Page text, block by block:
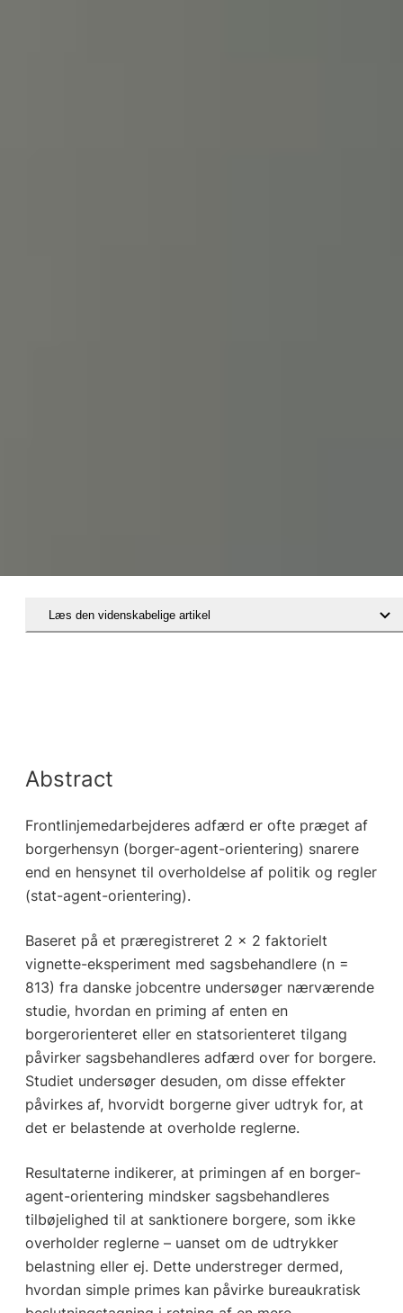
Læs den videnskabelige artikel
Abstract
Frontlinjemedarbejderes adfærd er ofte præget af
borgerhensyn (borger-agent-orientering) snarere
end en hensynet til overholdelse af politik og regler
(stat-agent-orientering).
Baseret på et præregistreret 2 × 2 faktorielt
vignette-eksperiment med sagsbehandlere (n =
813) fra danske jobcentre undersøger nærværende
studie, hvordan en priming af enten en
borgerorienteret eller en statsorienteret tilgang
påvirker sagsbehandleres adfærd over for borgere.
Studiet undersøger desuden, om disse effekter
påvirkes af, hvorvidt borgerne giver udtryk for, at
det er belastende at overholde reglerne.
Resultaterne indikerer, at primingen af en borger-
agent-orientering mindsker sagsbehandleres
tilbøjelighed til at sanktionere borgere, som ikke
overholder reglerne – uanset om de udtrykker
belastning eller ej. Dette understreger dermed,
hvordan simple primes kan påvirke bureaukratisk